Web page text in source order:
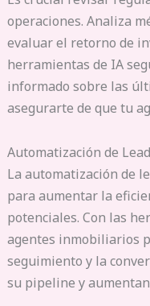
operaciones. Analiza
evaluar el retorno de
herramientas de IA
informado sobre las
asegurarte de que tu
Automatización de
La automatización de
para aumentar la
potenciales. Con las
agentes inmobiliarios
seguimiento y la
su pipeline y